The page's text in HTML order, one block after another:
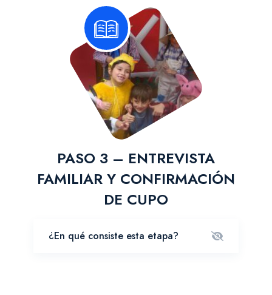
PASO 3 – ENTREVISTA
FAMILIAR Y CONFIRMACIÓN
DE CUPO
¿En qué consiste esta etapa?